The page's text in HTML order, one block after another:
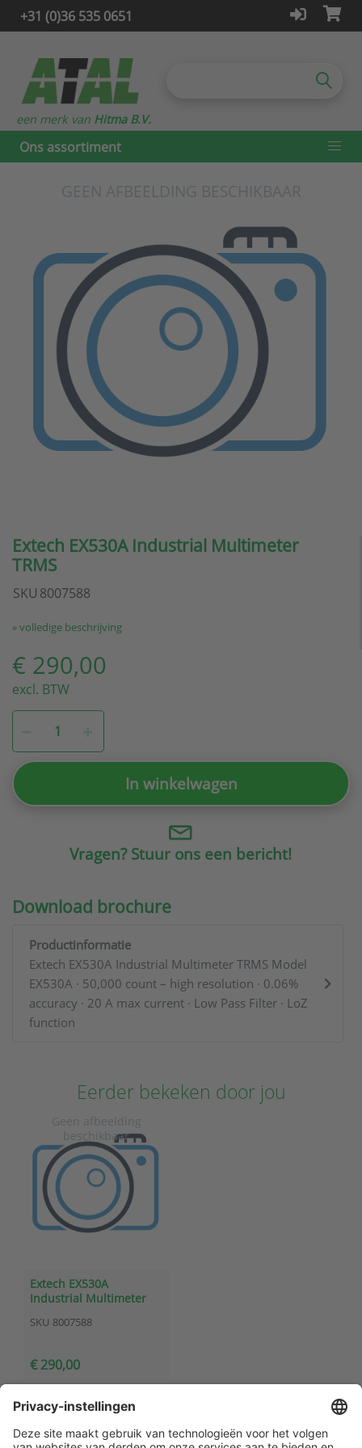
+31 (0)36 535 0651
Ons assortiment
een merk van Hitma B.V.
Extech EX530A Industrial Multimeter
TRMS
SKU 8007588
» volledige beschrijving
€ 290,00
excl. BTW
In winkelwagen
Vragen? Stuur ons een bericht!
Download brochure
Productinformatie
Extech EX530A Industrial Multimeter TRMS Model
EX530A · 50,000 count – high resolution · 0.06%
accuracy · 20 A max current · Low Pass Filter · LoZ
function
Eerder bekeken door jou
Extech EX530A
Industrial Multimeter
SKU 8007588
€ 290,00
Klantenservice